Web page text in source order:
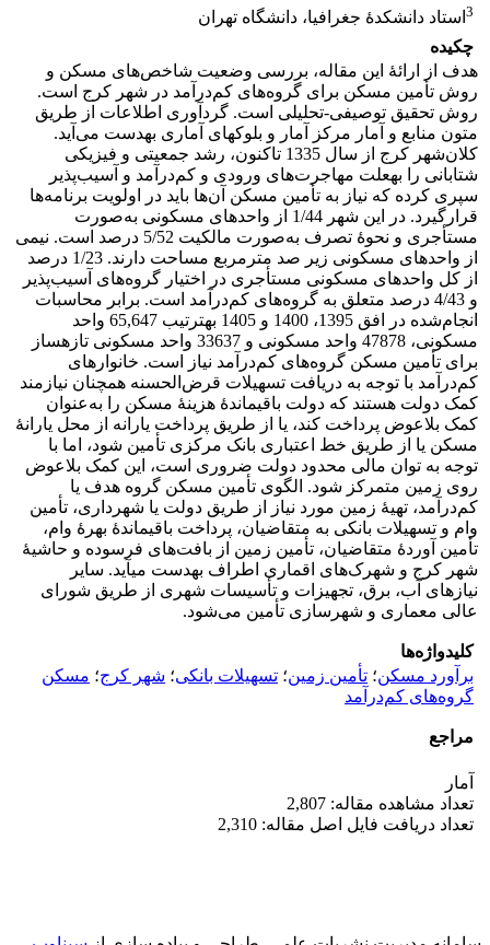
3 استاد دانشکدۀ جغرافیا، دانشگاه تهران
چکیده
هدف از ارائۀ این مقاله، بررسی وضعیت شاخص‌های مسکن و
روش تأمین مسکن برای گروه‌های کم‌درآمد در شهر کرج است.
روش تحقیق توصیفی-تحلیلی است. گردآوری اطلاعات از طریق
متون منابع و آمار مرکز آمار و بلوک­های آماری به­دست می‌آید.
کلان‌شهر کرج از سال 1335 تاکنون، رشد جمعیتی و فیزیکی
شتابانی را به­علت مهاجرت‌های ورودی و کم‌درآمد و آسیب‌پذیر
سپری کرده که نیاز به تأمین مسکن آن‌ها باید در اولویت برنامه‌ها
قرارگیرد. در این شهر 1/44 از واحدهای مسکونی به‌صورت
مستأجری و نحوۀ تصرف به‌صورت مالکیت 5/52 درصد است. نیمی
از واحدهای مسکونی زیر صد مترمربع مساحت دارند. 1/23 درصد
از کل واحدهای مسکونی مستأجری در اختیار گروه‌های آسیب‌پذیر
و 4/43 درصد متعلق به گروه‌های کم‌درآمد است. برابر محاسبات
انجام‌شده در افق 1395، 1400 و 1405 به­ترتیب 65,647 واحد
مسکونی، 47878 واحد مسکونی و 33637 واحد مسکونی تازه­ساز
برای تأمین مسکن گروه‌های کم‌درآمد نیاز است. خانوارهای
کم‌درآمد با توجه به دریافت تسهیلات قرض‌الحسنه همچنان نیازمند
کمک دولت هستند که دولت باقیماندۀ هزینۀ مسکن را به‌عنوان
کمک بلاعوض پرداخت کند، یا از طریق پرداخت یارانه از محل یارانۀ
مسکن یا از طریق خط اعتباری بانک مرکزی تأمین شود، اما با
توجه به توان مالی محدود دولت ضروری است، این کمک بلاعوض
روی زمین متمرکز شود. الگوی تأمین مسکن گروه هدف یا
کم‌درآمد، تهیۀ زمین مورد نیاز از طریق دولت یا شهرداری، تأمین
وام و تسهیلات بانکی به متقاضیان، پرداخت باقیماندۀ بهرۀ وام،
تأمین آوردۀ متقاضیان، تأمین زمین از بافت‌های فرسوده و حاشیۀ
شهر کرج و شهرک‌های اقماری اطراف به­دست می­آید. سایر
نیازهای آب، برق، تجهیزات و تأسیسات شهری از طریق شورای
عالی معماری و شهرسازی تأمین می‌شود.
کلیدواژه‌ها
برآورد مسکن؛ تأمین زمین؛ تسهیلات بانکی؛ شهر کرج؛ مسکن
گروه‌های کم‌درآمد
مراجع
آمار
تعداد مشاهده مقاله: 2,807
تعداد دریافت فایل اصل مقاله: 2,310